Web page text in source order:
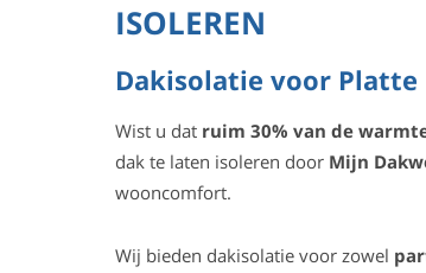
ISOLEREN
Dakisolatie voor
Wist u dat ruim 30% van de
dak te laten isoleren door Mijn
wooncomfort.
Wij bieden dakisolatie voor zowel